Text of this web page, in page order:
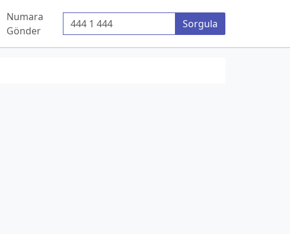
Numara
Gönder
Telefon Numarası Sorgula